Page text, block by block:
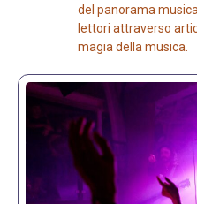
del panorama
lettori attraverso
magia della musica.